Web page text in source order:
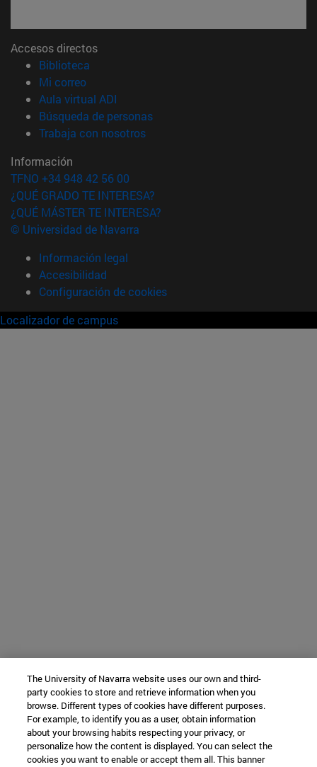
Accesos directos
Biblioteca
Mi correo(abre en nueva ventana)
Aula virtual ADI
Búsqueda de personas(abre en nueva ventana)
Trabaja con nosotros(abre en nueva ventana)
Información
TFNO +34 948 42 56 00
¿QUÉ GRADO TE INTERESA?
¿QUÉ MÁSTER TE INTERESA?
© Universidad de Navarra
Información legal
Accesibilidad
Configuración de cookies
Localizador de campus
The University of Navarra website uses our own and third-
party cookies to store and retrieve information when you
browse. Different types of cookies have different purposes.
For example, to identify you as a user, obtain information
about your browsing habits respecting your privacy, or
personalize how the content is displayed. You can select the
cookies you want to enable or accept them all. This banner